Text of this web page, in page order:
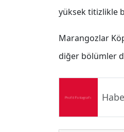
yüksek titizlikle
Marangozlar
diğer bölümler